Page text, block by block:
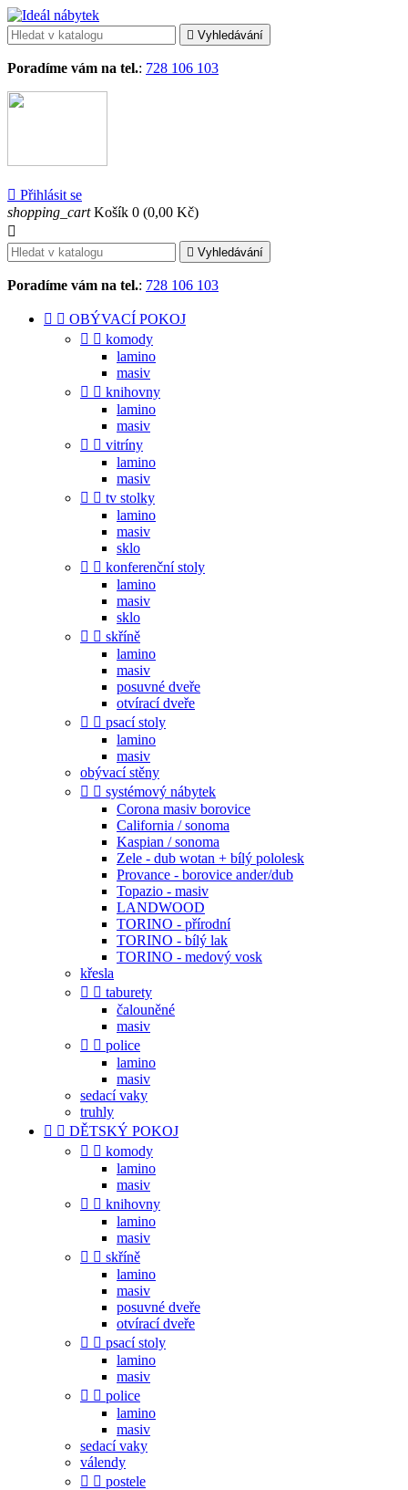
 Vyhledávání
Poradíme vám na tel.: 728 106 103
 Přihlásit se
shopping_cart Košík 0 (0,00 Kč)

 Vyhledávání
Poradíme vám na tel.: 728 106 103
  OBÝVACÍ POKOJ
  komody
lamino
masiv
  knihovny
lamino
masiv
  vitríny
lamino
masiv
  tv stolky
lamino
masiv
sklo
  konferenční stoly
lamino
masiv
sklo
  skříně
lamino
masiv
posuvné dveře
otvírací dveře
  psací stoly
lamino
masiv
obývací stěny
  systémový nábytek
Corona masiv borovice
California / sonoma
Kaspian / sonoma
Zele - dub wotan + bílý pololesk
Provance - borovice ander/dub
Topazio - masiv
LANDWOOD
TORINO - přírodní
TORINO - bílý lak
TORINO - medový vosk
křesla
  taburety
čalouněné
masiv
  police
lamino
masiv
sedací vaky
truhly
  DĚTSKÝ POKOJ
  komody
lamino
masiv
  knihovny
lamino
masiv
  skříně
lamino
masiv
posuvné dveře
otvírací dveře
  psací stoly
lamino
masiv
  police
lamino
masiv
sedací vaky
válendy
  postele